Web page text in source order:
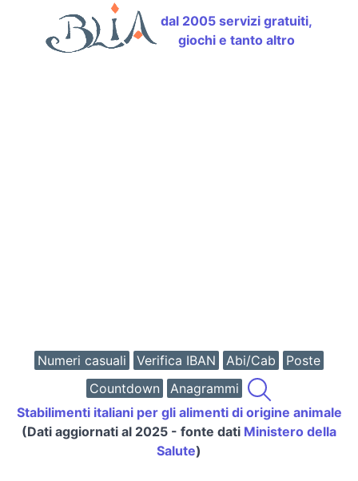
dal 2005 servizi gratuiti,
giochi e tanto altro
Numeri casuali Verifica IBAN Abi/Cab
Poste
Countdown
Anagrammi
Stabilimenti italiani per gli alimenti di origine animale
(Dati aggiornati al 2025 - fonte dati Ministero della
Salute)